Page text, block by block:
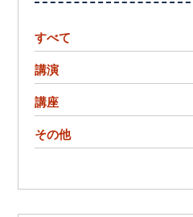
すべて
講演
講座
その他